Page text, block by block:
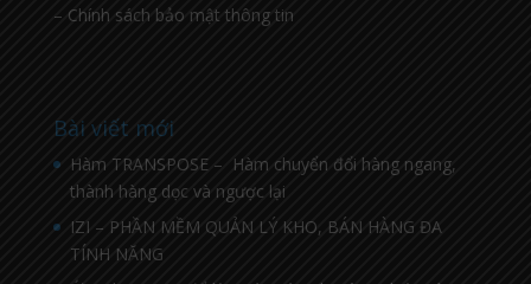
– Chính sách bảo mật thông tin
Bài viết mới
Hàm TRANSPOSE – Hàm chuyển đổi hàng ngang,
thành hàng dọc và ngược lại
IZI – PHẦN MỀM QUẢN LÝ KHO, BÁN HÀNG ĐA
TÍNH NĂNG